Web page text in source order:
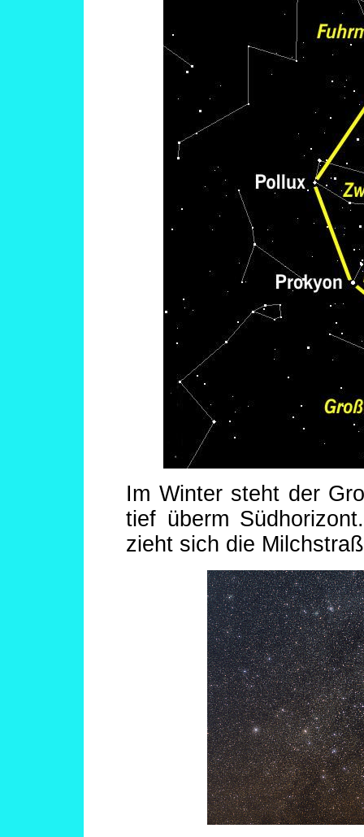
Im Winter steht der
tief überm
zieht sich die